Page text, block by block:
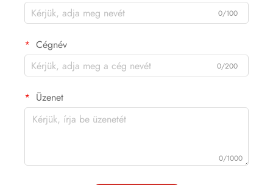
0/100
Cégnév
0/200
Üzenet
0/1000